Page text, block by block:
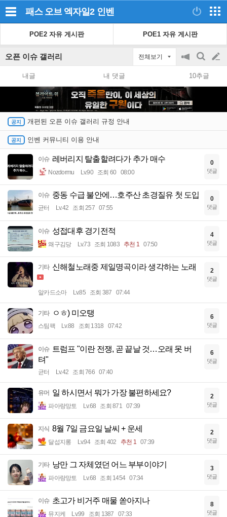
패스 오브 엑자일2 인벤
POE2 자유 게시판 POE1 자유 게시판
오픈 이슈 갤러리 전체보기
공
지
on/off
검
색
글
쓰
내글 내 댓글 10추글
개편된 오픈 이슈 갤러리 규정 안내
인벤 커뮤니티 이용 안내
이슈 레버리지 탈출할려다가 추가 매수
Nozdormu Lv.90 조회 60 08:00
0
댓글
이슈 중동 수급 불안에…호주산 초경질유 첫 도입
균터 Lv.42 조회 257 07:55
0
댓글
이슈 성접대후 경기전적
왜구김당 Lv.73 조회 1083 추천 1 07:50
4
댓글
기타 신해철노래중 제일명곡이라 생각하는 노래
알카드소마 Lv.85 조회 387 07:44
2
댓글
기타 ㅇㅎ) 미오탱
스팀팩 Lv.88 조회 1318 07:42
6
댓글
이슈
트럼프 "이란 전쟁, 곧 끝날 것…오래 못 버
텨"
균터 Lv.42 조회 766 07:40
6
댓글
유머 일 하시면서 뭐가 가장 불편하세요?
파아랑망토 Lv.68 조회 871 07:39
2
댓글
지식 8월 7일 금요일 날씨 + 운세
달섭지롱 Lv.94 조회 402 추천 1 07:39
2
댓글
기타 낭만 그 자체였던 어느 부부이야기
파아랑망토 Lv.68 조회 1454 07:34
3
댓글
이슈 초고가 비거주 매물 쏟아지나
뮤지케 Lv.99 조회 1387 07:33
8
댓글